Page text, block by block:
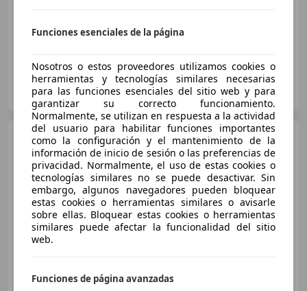
Art Restoration
FR-67810 Holtzheim
Porsche 911992 Targa 4S
3.0 450cv PDK8 Sport Design
Chrono
€ 149.992
09/2020
AUTO PASSION NANCY
Funciones esenciales de la página
Nosotros o estos proveedores utilizamos cookies o
herramientas y tecnologías similares necesarias
para las funciones esenciales del sitio web y para
garantizar su correcto funcionamiento.
Normalmente, se utilizan en respuesta a la actividad
del usuario para habilitar funciones importantes
como la configuración y el mantenimiento de la
información de inicio de sesión o las preferencias de
privacidad. Normalmente, el uso de estas cookies o
tecnologías similares no se puede desactivar. Sin
embargo, algunos navegadores pueden bloquear
estas cookies o herramientas similares o avisarle
sobre ellas. Bloquear estas cookies o herramientas
similares puede afectar la funcionalidad del sitio
web.
Funciones de página avanzadas